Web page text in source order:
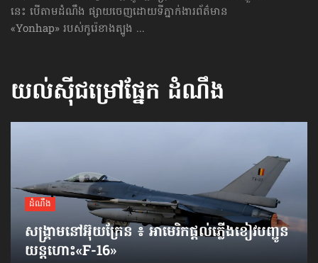
នេះ បើតាមដំណឹង ផ្សាយចេញដោយទីភ្នាក់ងារព័ត៌មាន
«Yonhap» របស់កូរ៉េខាងត្បូង ...
យល់ស៊ីជម្រៅផ្នែក ដំណឹង
ដំណឹង
សង្គ្រាមនៅអ៊ុយក្រែន ៖ អាមេរិកផ្ដល់ភ្លើងខៀវបញ្ជូន
យន្តហោះ«F-16»